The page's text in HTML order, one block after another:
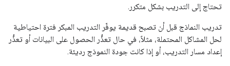
تحتاج إلى التدريب بشكل متكرر.
تدريب النماذج قبل أن تصبح قديمة يوفّر التدريب المبكر فترة احتياطية
لحل المشاكل المحتملة، مثلاً، في حال تعذُّر الحصول على البيانات أو تعذُّر
إعداد مسار التدريب، أو إذا كانت جودة النموذج رديئة.